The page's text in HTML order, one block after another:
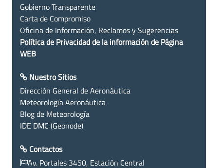
Gobierno Transparente
Carta de Compromiso
Oficina de Información, Reclamos y Sugerencias
Política de Privacidad de la información de Página
WEB
Nuestro Sitios
Dirección General de Aeronáutica
Meteorología Aeronáutica
Blog de Meteorología
IDE DMC (Geonode)
Contactos
Av. Portales 3450, Estación Central